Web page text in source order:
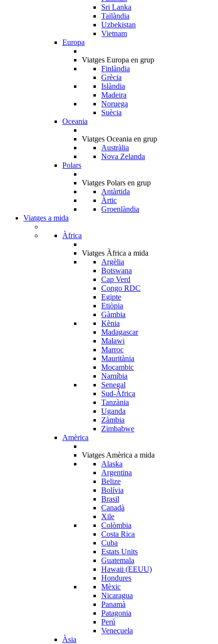
Sri Lanka
Tailàndia
Uzbekistan
Vietnam
Europa
Viatges Europa en grup
Finlàndia
Grècia
Islàndia
Madeira
Noruega
Suècia
Oceania
Viatges Oceania en grup
Austràlia
Nova Zelanda
Polars
Viatges Polars en grup
Antàrtida
Àrtic
Groenlàndia
Viatges a mida
Àfrica
Viatges Àfrica a mida
Argèlia
Botswana
Cap Verd
Congo RDC
Egipte
Etiòpia
Gàmbia
Kènia
Madagascar
Malawi
Marroc
Mauritània
Moçambic
Namíbia
Senegal
Sud-Àfrica
Tanzània
Uganda
Zàmbia
Zimbabwe
Amèrica
Viatges Amèrica a mida
Alaska
Argentina
Belize
Bolívia
Brasil
Canadà
Xile
Colòmbia
Costa Rica
Cuba
Estats Units
Guatemala
Hawaii (EEUU)
Hondures
Mèxic
Nicaragua
Panamà
Patagonia
Perú
Veneçuela
Àsia